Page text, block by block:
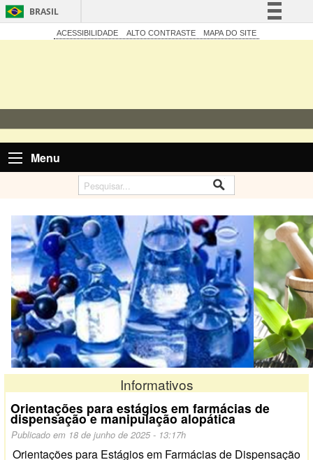
BRASIL
Simplifique!
ACESSIBILIDADE ALTO CONTRASTE MAPA DO SITE
Menu
Informativos
Orientações para estágios em farmácias de
dispensação e manipulação alopática
Publicado em 18 de junho de 2025 - 13:17h
Orientações para Estágios em Farmácias de Dispensação